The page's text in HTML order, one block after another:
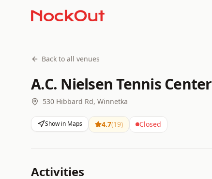
Back to all venues
A.C. Nielsen Tennis Center
530 Hibbard Rd, Winnetka
Show in Maps 4.7(19) Closed
Activities